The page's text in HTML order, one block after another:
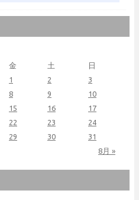
金 土 日
8月 »
1 2
3
8 9
10
15 16
17
22 23
24
29 30 31